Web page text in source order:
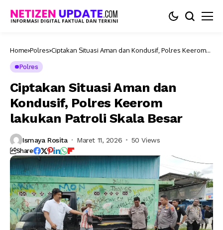
Home Polres Ciptakan Situasi Aman dan Kondusif, Polres Keerom
Polres
Ciptakan Situasi Aman dan
Kondusif, Polres Keerom
lakukan Patroli Skala Besar
Ismaya Rosita Maret 11, 2026 50 Views
Share